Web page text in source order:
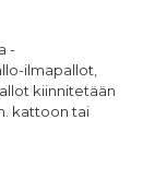
-
ilmapallot,
kiinnitetään
kattoon tai